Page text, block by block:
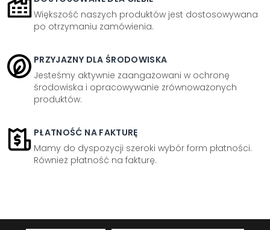
Większość naszych produktów jest dostosowywana
po otrzymaniu zamówienia.
PRZYJAZNY DLA ŚRODOWISKA
Jesteśmy aktywnie zaangażowani w ochronę
środowiska i opracowywanie zrównoważonych
produktów.
PŁATNOŚĆ NA FAKTURĘ
Mamy do dyspozycji szeroki wybór form płatności.
Również płatność na fakturę.